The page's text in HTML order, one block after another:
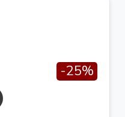
-25%